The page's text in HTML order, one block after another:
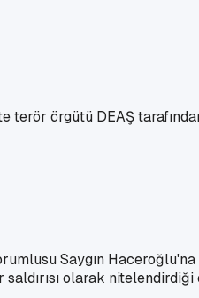
örgütü DEAŞ
Saygın
olarak nitelendirdiği